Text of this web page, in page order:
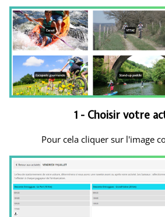
1 - Choisir votre
Pour cela cliquer sur l'image